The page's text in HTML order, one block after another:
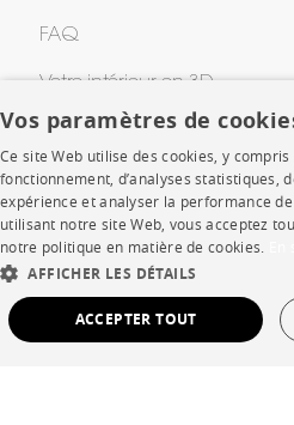
FAQ
Votre intérieur en 3D
Contacts
CORPORATE
Presse
Rejoignez-nous
Vos paramètres de
Ce site Web utilise des cookies, y
fonctionnement, d’analyses statistiques,
expérience et analyser la performance
utilisant notre site Web, vous acceptez
notre politique en matière de cookies.
AFFICHER LES DÉTAILS
ACCEPTER TOUT